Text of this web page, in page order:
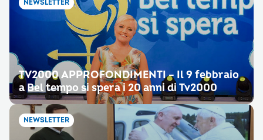
NEWSLETTER
TV2000 APPROFONDIMENTI – Il 9 febbraio
a Bel tempo si spera i 20 anni di Tv2000
NEWSLETTER